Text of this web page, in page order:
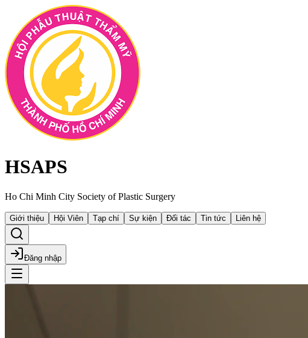
HSAPS
Ho Chi Minh City Society of Plastic Surgery
Giới thiệu Hội Viên Tạp chí Sự kiện Đối tác Tin tức Liên hệ
Đăng nhập